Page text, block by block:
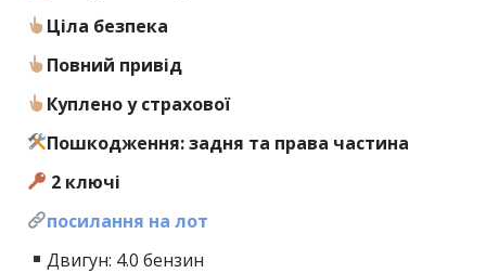
Ціла безпека
Повний привід
Куплено у страхової
Пошкодження: задня та права частина
2 ключі
посилання на лот
Двигун: 4.0 бензин